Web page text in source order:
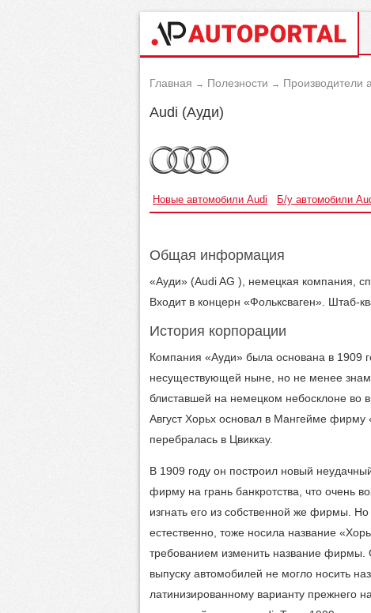
Главная → Полезности → Производители
Audi (Ауди)
Новые автомобили Audi Б/у автомобили
Общая информация
«Ауди» (Audi AG ), немецкая компания,
Входит в концерн «Фольксваген». Штаб-
История корпорации
Компания «Ауди» была основана в 1909
несуществующей ныне, но не менее
блиставшей на немецком небосклоне во
Август Хорьх основал в Мангейме фирму
перебралась в Цвиккау.
В 1909 году он построил новый
фирму на грань банкротства, что очень
изгнать его из собственной же фирмы.
естественно, тоже носила название
требованием изменить название
выпуску автомобилей не могло носить
латинизированному варианту прежнего